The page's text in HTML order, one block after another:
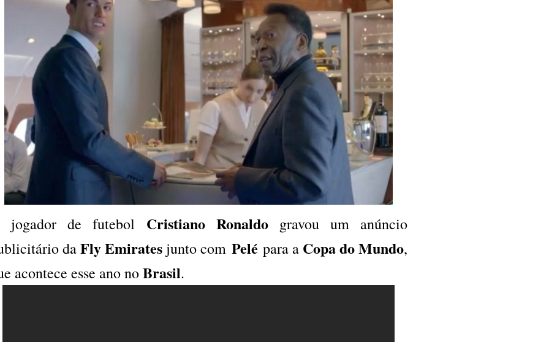
jogador de futebol Cristiano Ronaldogravou um anúncio
daFly Emirates junto com Pelé para a Copa do Mundo,
acontece esse ano noBrasil.